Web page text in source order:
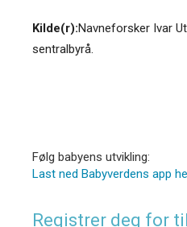
Kilde(r):Navneforsker Ivar
sentralbyrå.
Følg babyens utvikling:
Last ned Babyverdens app
Registrer deg for